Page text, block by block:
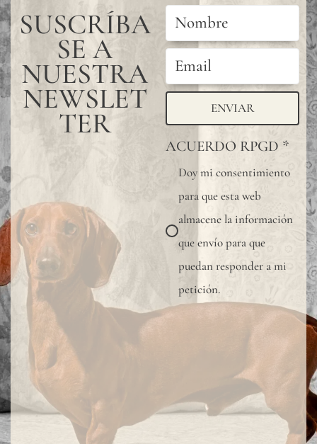
SUSCRÍBA
SE A
NUESTRA
NEWSLET
TER ENVIAR
ACUERDO RPGD *
Doy mi consentimiento
para que esta web
almacene la información
que envío para que
puedan responder a mi
petición.
entre
una
para
la
Dado
lino
es